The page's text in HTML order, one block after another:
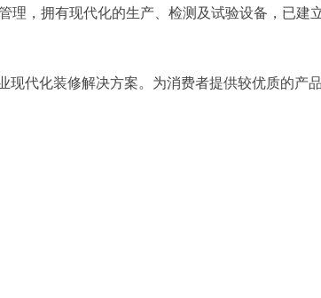
，拥有现代化的生产、检测及试验设备，已建
代化装修解决方案。为消费者提供较优质的产